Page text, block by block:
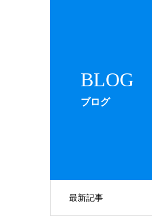
BLOG
ブログ
最新記事